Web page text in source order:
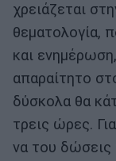
χρειάζεται
θεματολογία,
και
απαραίτητο
δύσκολα θα
τρεις ώρες.
να του δώσεις